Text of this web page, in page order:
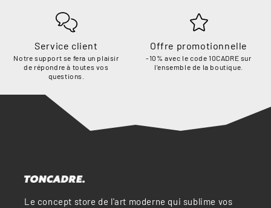
Service client
Notre support se fera un plaisir
de répondre à toutes vos
questions.
Offre promotionnelle
-10% avec le code 10CADRE sur
l'ensemble de la boutique.
Le concept store de l'art moderne qui sublime vos